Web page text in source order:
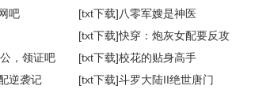
斗皇，
与伦比。世人皆知她
是草包废柴女，人
吧 [txt下载]八零军嫂是神医
[txt下载]快穿：炮灰女配要反攻
，领证吧 [txt下载]校花的贴身高手
逆袭记 [txt下载]斗罗大陆II绝世唐门